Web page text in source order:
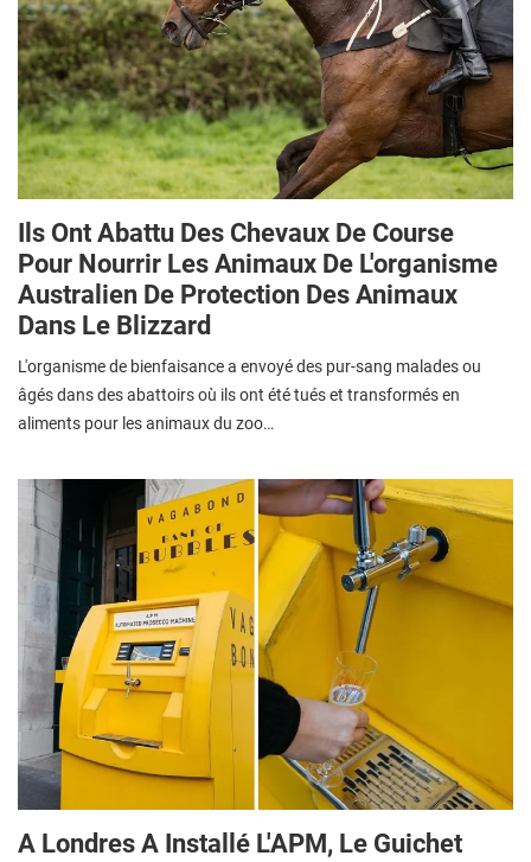
Ils Ont Abattu Des Chevaux De Course
Pour Nourrir Les Animaux De L'organisme
Australien De Protection Des Animaux
Dans Le Blizzard
L'organisme de bienfaisance a envoyé des pur-sang malades ou
âgés dans des abattoirs où ils ont été tués et transformés en
aliments pour les animaux du zoo…
A Londres A Installé L'APM, Le Guichet